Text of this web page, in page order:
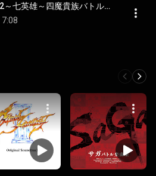
最強の栄光 -バトル2～七英雄～四魔貴族バトルメドレー from ロマンシング サ･ガ1～3 (Orchestra Version) - Ultimate Glory: Encounter with The Seven Heroes and Four Sinistrals Battle Medley from Romancing Saga 1-3 (Orchestral Version)
7:08